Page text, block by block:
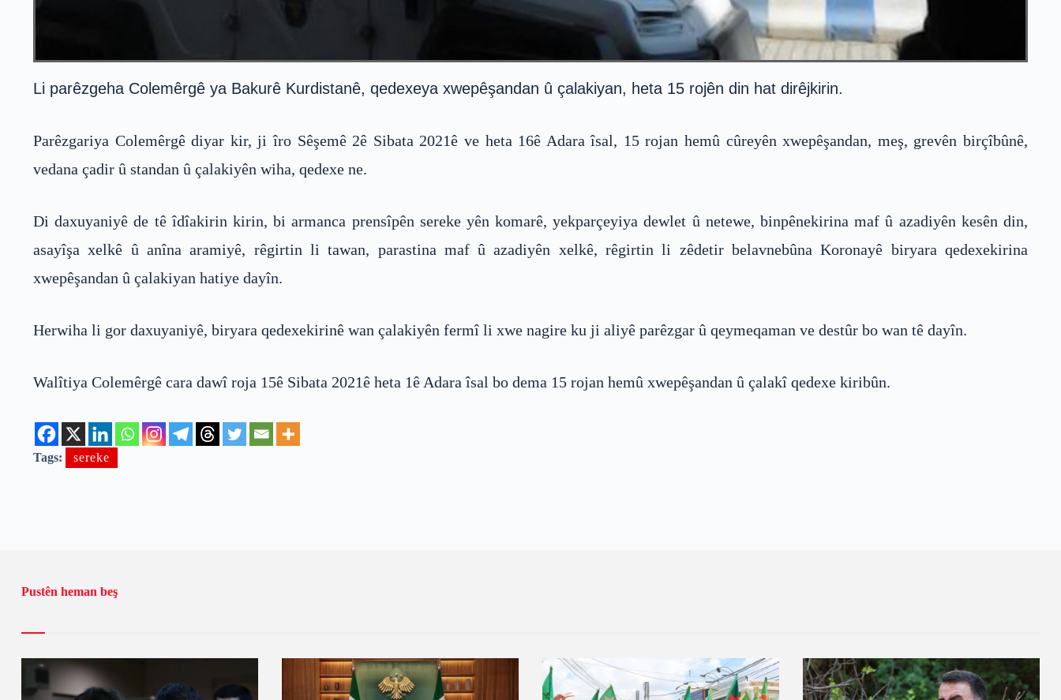
Li parêzgeha Colemêrgê ya Bakurê Kurdistanê, qedexeya xwepêşandan û çalakiyan, heta 15 rojên din hat dirêjkirin.
Parêzgariya Colemêrgê diyar kir, ji îro Sêşemê 2ê Sibata 2021ê ve heta 16ê Adara îsal, 15 rojan hemû cûreyên xwepêşandan, meş, grevên birçîbûnê,
vedana çadir û standan û çalakiyên wiha, qedexe ne.
Di daxuyaniyê de tê îdîakirin kirin, bi armanca prensîpên sereke yên komarê, yekparçeyiya dewlet û netewe, binpênekirina maf û azadiyên kesên din,
asayîşa xelkê û anîna aramiyê, rêgirtin li tawan, parastina maf û azadiyên xelkê, rêgirtin li zêdetir belavnebûna Koronayê biryara qedexekirina
xwepêşandan û çalakiyan hatiye dayîn.
Herwiha li gor daxuyaniyê, biryara qedexekirinê wan çalakiyên fermî li xwe nagire ku ji aliyê parêzgar û qeymeqaman ve destûr bo wan tê dayîn.
Walîtiya Colemêrgê cara dawî roja 15ê Sibata 2021ê heta 1ê Adara îsal bo dema 15 rojan hemû xwepêşandan û çalakî qedexe kiribûn.
Tags: sereke
Pustên heman beş